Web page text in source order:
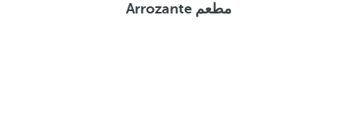
مطعم Arrozante